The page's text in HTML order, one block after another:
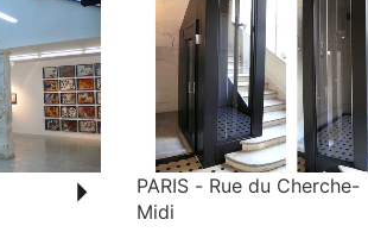
PARIS - Rue du Cherche-
Midi